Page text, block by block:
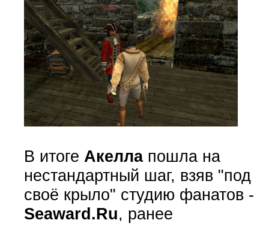
В итоге Акеллапошла на
нестандартный шаг, взяв "под
своё крыло" студию фанатов -
Seaward.Ru, ранее